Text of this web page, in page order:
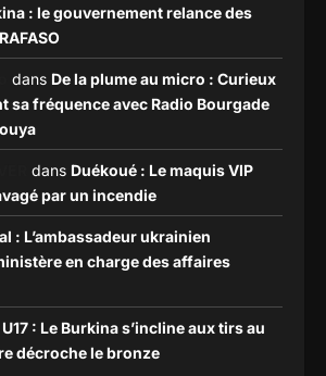
: le gouvernement relance des
dans De la plume au micro : Curieux
sa fréquence avec Radio Bourgade
dans Duékoué : Le maquis VIP
par un incendie
: L’ambassadeur ukrainien
en charge des affaires
: Le Burkina s’incline aux tirs au
décroche le bronze